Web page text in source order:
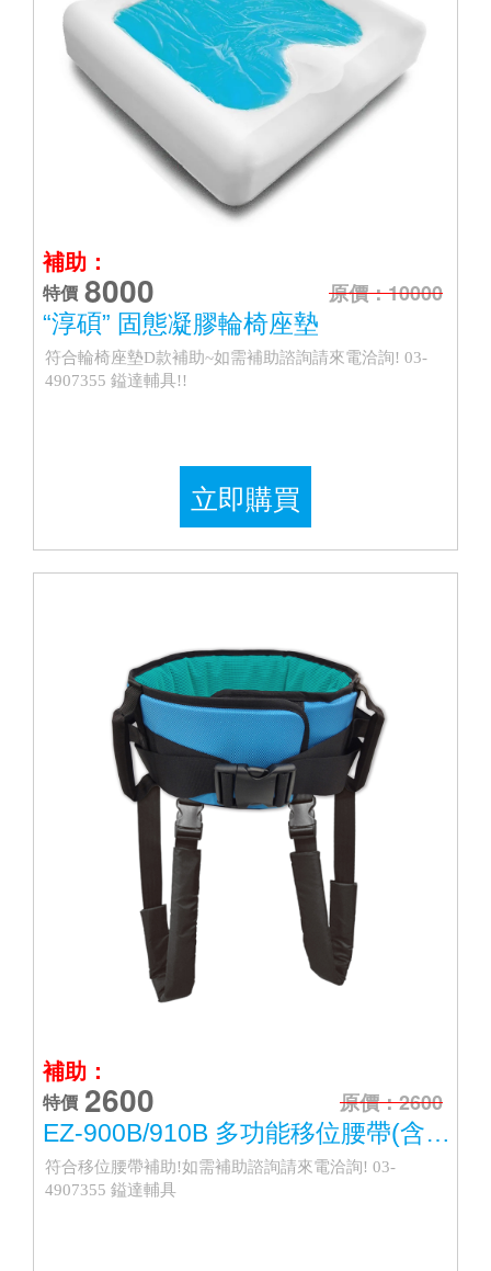
補助：
特價 8000
原價：10000
“淳碩” 固態凝膠輪椅座墊
符合輪椅座墊D款補助~如需補助諮詢請來電洽詢! 03-
4907355 鎰達輔具!!
立即購買
補助：
特價 2600
原價：2600
EZ-900B/910B 多功能移位腰帶(含胯下帶)
符合移位腰帶補助!如需補助諮詢請來電洽詢! 03-
4907355 鎰達輔具